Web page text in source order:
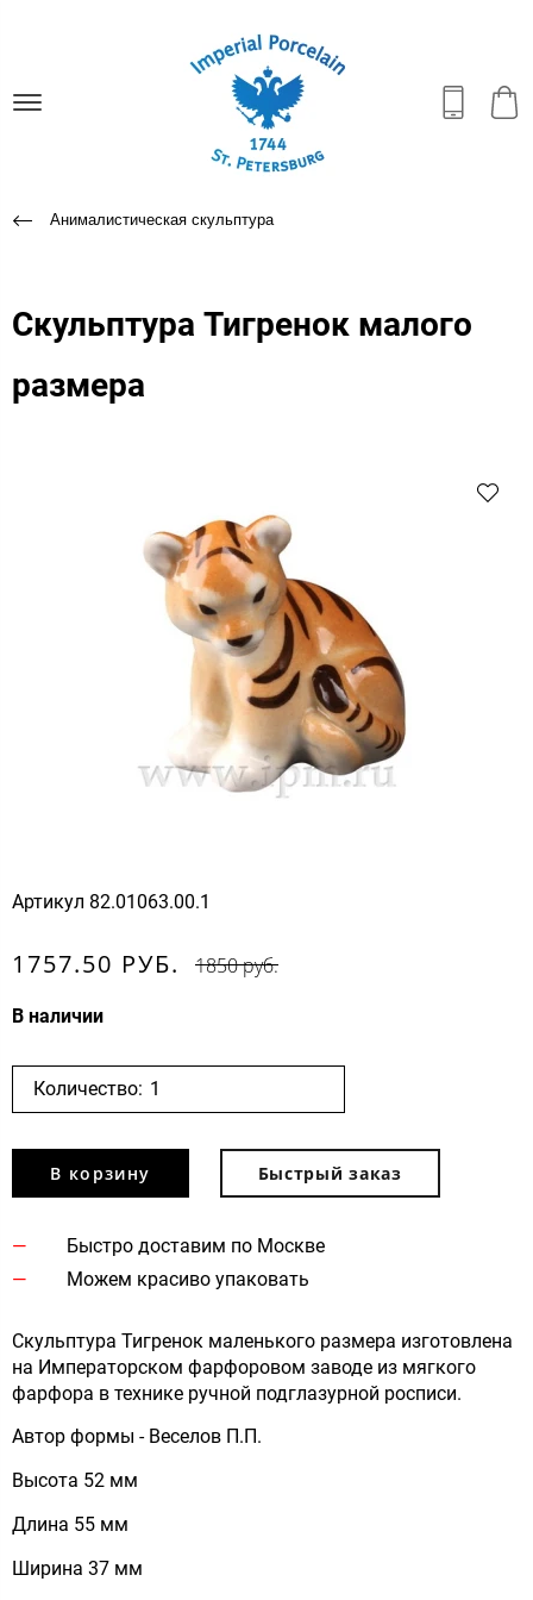
Анималистическая скульптура
Скульптура Тигренок малого
размера
Артикул 82.01063.00.1
1757.50 РУБ. 1850 руб.
В наличии
Количество:
В корзину Быстрый заказ
Быстро доставим по Москве
Можем красиво упаковать
Скульптура Тигренок маленького размера изготовлена
на Императорском фарфоровом заводе из мягкого
фарфора в технике ручной подглазурной росписи.
Автор формы - Веселов П.П.
Высота 52 мм
Длина 55 мм
Ширина 37 мм